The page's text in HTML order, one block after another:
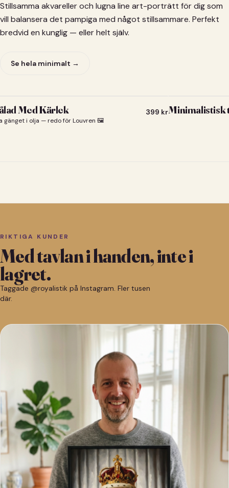
Stillsamma akvareller och lugna line art-porträtt för dig som
vill balansera det pampiga med något stillsammare. Perfekt
bredvid en kunglig — eller helt själv.
Se hela minimalt →
Med Kärlek
gänget i olja — redo för Louvren 🖼️
399 krMinimalistisk
RIKTIGA KUNDER
Med tavlan i handen, inte i
lagret.
Taggade @royalistik på Instagram. Fler tusen
där.